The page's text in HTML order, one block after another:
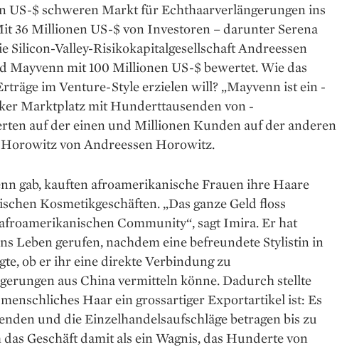
US-$ schweren Markt für Echthaarverlängerungen ins
36 Millionen US-$ von Investoren – darunter Serena
Silicon-Valley-Risikokapitalgesellschaft Andreessen
mit 100 Millionen US-$ bewertet. Wie das
im Venture-Style erzielen will? „Mayvenn ist ein
Marktplatz mit Hundert­tausenden von
auf der einen und Millionen Kunden auf der anderen
Horowitz von Andreessen Horowitz.
gab, kauften afroamerikanische Frauen ihre Haare
Kosmetikgeschäften. „Das ganze Geld floss
Community“, sagt Imira. Er hat
Leben gerufen, nachdem eine befreundete Stylistin in
ob er ihr eine direkte Verbindung zu
aus China vermitteln könne. Dadurch stellte
Haar ein gross­artiger Exportartikel ist: Es
und die Einzelhandelsaufschläge betragen bis zu
das Geschäft damit als ein Wagnis, das Hunderte von